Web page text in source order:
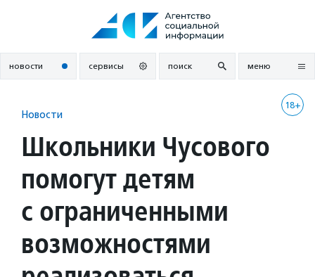
новости сервисы поиск меню
18+
Новости
Школьники Чусового
помогут детям
с ограниченными
возможностями